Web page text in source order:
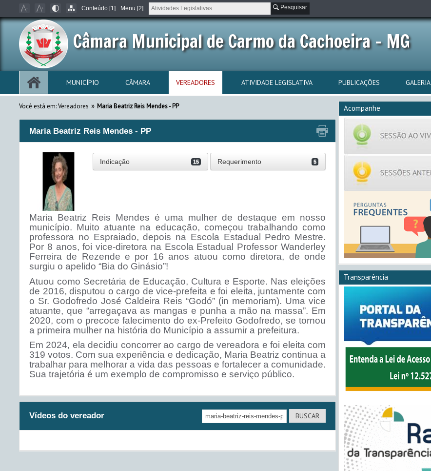
Conteúdo [1] Menu [2] Pesquisar
Câmara Municipal de Carmo da Cachoeira - MG
MUNICÍPIO CÂMARA VEREADORES ATIVIDADE LEGISLATIVA PUBLICAÇÕES GALERIA
Você está em: Vereadores » Maria Beatriz Reis Mendes - PP
Maria Beatriz Reis Mendes - PP
Indicação 15 Requerimento 5
Maria Beatriz Reis Mendes é uma mulher de destaque em nosso
município. Muito atuante na educação, começou trabalhando como
professora no Espraiado, depois na Escola Estadual Pedro Mestre.
Por 8 anos, foi vice-diretora na Escola Estadual Professor Wanderley
Ferreira de Rezende e por 16 anos atuou como diretora, de onde
surgiu o apelido “Bia do Ginásio”!
Atuou como Secretária de Educação, Cultura e Esporte. Nas eleições
de 2016, disputou o cargo de vice-prefeita e foi eleita, juntamente com
o Sr. Godofredo José Caldeira Reis “Godó” (in memoriam). Uma vice
atuante, que “arregaçava as mangas e punha a mão na massa”. Em
2020, com o precoce falecimento do ex-Prefeito Godofredo, se tornou
a primeira mulher na história do Município a assumir a prefeitura.
Em 2024, ela decidiu concorrer ao cargo de vereadora e foi eleita com
319 votos. Com sua experiência e dedicação, Maria Beatriz continua a
trabalhar para melhorar a vida das pessoas e fortalecer a comunidade.
Sua trajetória é um exemplo de compromisso e serviço público.
Vídeos do vereador
Acompanhe
Transparência